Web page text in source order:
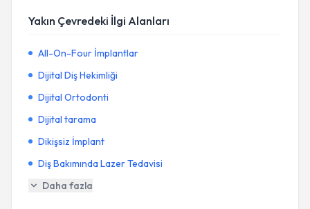
Yakın Çevredeki İlgi Alanları
All-On-Four İmplantlar
Dijital Diş Hekimliği
Dijital Ortodonti
Dijital tarama
Dikişsiz İmplant
Diş Bakımında Lazer Tedavisi
Daha fazla